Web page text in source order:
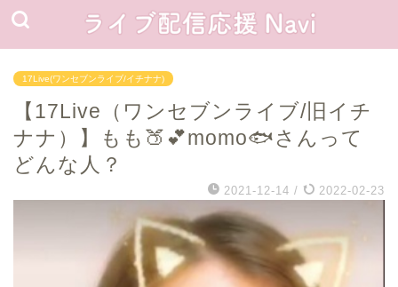
17Live(ワンセブンライブ/イチナナ)
【17Live（ワンセブンライブ/旧イチ
ナナ）】もも🍑💕momo🐟さんって
どんな人？
2021-12-14 / 2022-02-23